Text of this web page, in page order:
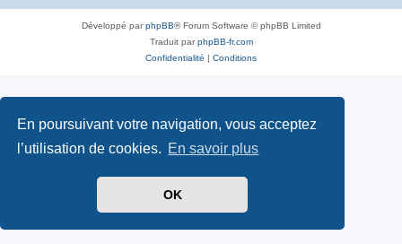
En poursuivant votre navigation, vous acceptez
l’utilisation de cookies. En savoir plus
OK
Développé parphpBB® Forum Software © phpBB Limited
Traduit parphpBB-fr.com
Confidentialité | Conditions